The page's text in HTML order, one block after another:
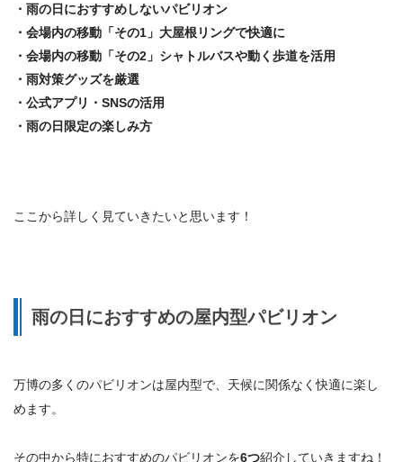
・雨の日におすすめしないパビリオン
・会場内の移動「その1」大屋根リングで快適に
・会場内の移動「その2」シャトルバスや動く歩道を活用
・雨対策グッズを厳選
・公式アプリ・SNSの活用
・雨の日限定の楽しみ方
ここから詳しく見ていきたいと思います！
雨の日におすすめの屋内型パビリオン
万博の多くのパビリオンは屋内型で、天候に関係なく快適に楽し
めます。
その中から特におすすめのパビリオンを6つ紹介していきますね！